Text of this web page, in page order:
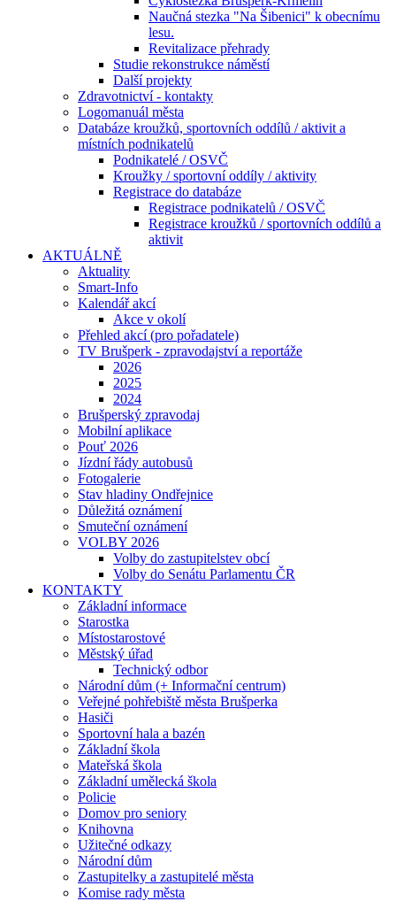
Naučná stezka "Na Šibenici" k obecnímu
lesu.
Revitalizace přehrady
Studie rekonstrukce náměstí
Další projekty
Zdravotnictví - kontakty
Logomanuál města
Databáze kroužků, sportovních oddílů / aktivit a
místních podnikatelů
Podnikatelé / OSVČ
Kroužky / sportovní oddíly / aktivity
Registrace do databáze
Registrace podnikatelů / OSVČ
Registrace kroužků / sportovních oddílů a
aktivit
AKTUÁLNĚ
Aktuality
Smart-Info
Kalendář akcí
Akce v okolí
Přehled akcí (pro pořadatele)
TV Brušperk - zpravodajství a reportáže
2026
2025
2024
Brušperský zpravodaj
Mobilní aplikace
Pouť 2026
Jízdní řády autobusů
Fotogalerie
Stav hladiny Ondřejnice
Důležitá oznámení
Smuteční oznámení
VOLBY 2026
Volby do zastupitelstev obcí
Volby do Senátu Parlamentu ČR
KONTAKTY
Základní informace
Starostka
Místostarostové
Městský úřad
Technický odbor
Národní dům (+ Informační centrum)
Veřejné pohřebiště města Brušperka
Hasiči
Sportovní hala a bazén
Základní škola
Mateřská škola
Základní umělecká škola
Policie
Domov pro seniory
Knihovna
Užitečné odkazy
Národní dům
Zastupitelky a zastupitelé města
Komise rady města